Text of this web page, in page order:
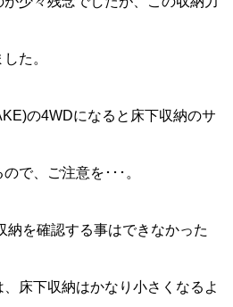
た。
の4WDになると床下収納のサ
で、ご注意を･･･。
納を確認する事はできなかった
床下収納はかなり小さくなるよ